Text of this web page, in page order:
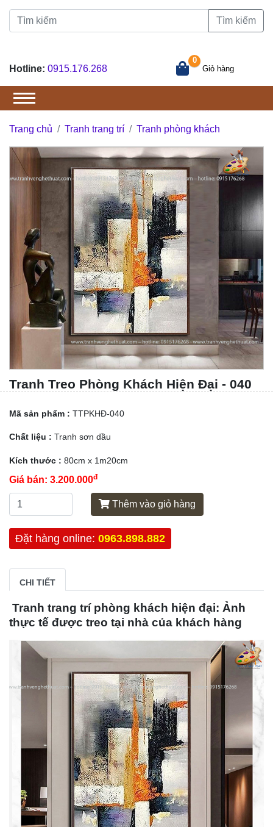
Tìm kiếm
Hotline: 0915.176.268
0
Giỏ hàng
Trang chủ Tranh trang trí Tranh phòng khách
Tranh Treo Phòng Khách Hiện Đại - 040
Mã sản phẩm : TTPKHĐ-040
Chất liệu : Tranh sơn dầu
Kích thước : 80cm x 1m20cm
Giá bán: 3.200.000đ
Thêm vào giỏ hàng
Đặt hàng online: 0963.898.882
CHI TIẾT
Tranh trang trí phòng khách hiện đại: Ảnh
thực tế được treo tại nhà của khách hàng